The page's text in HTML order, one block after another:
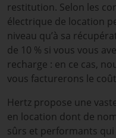
restitution. Selon les
électrique de location
niveau qu’à sa
de 10 % si vous vous
recharge : en ce cas,
vous facturerons le
Hertz propose une
en location dont de
sûrs et performants